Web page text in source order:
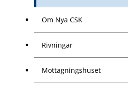
Om Nya CSK
Rivningar
Mottagningshuset